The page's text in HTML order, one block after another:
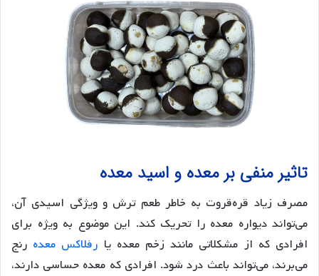
تاثیر منفی بر معده و اسید معده
مصرف زیاد قره‌قروت به خاطر طعم ترش و ویژگی اسیدی آن،
می‌تواند دیواره معده را تحریک کند. این موضوع به ویژه برای
افرادی که از مشکلاتی مانند زخم معده یا رفلاکس معده رنج
می‌برند، می‌تواند باعث درد شود. افرادی که معده حساسی دارند،